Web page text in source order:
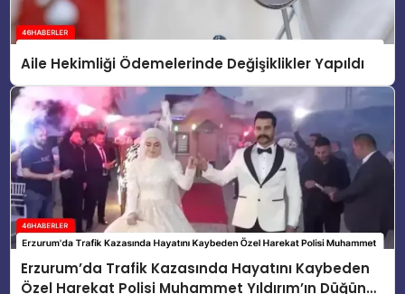
Aile Hekimliği Ödemelerinde Değişiklikler Yapıldı
Erzurum’da Trafik Kazasında Hayatını Kaybeden
Özel Harekat Polisi Muhammet Yıldırım’ın Düğün